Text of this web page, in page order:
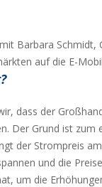
Barbara
auf die E-
dass der
Der Grund ist
der Strompreis
und die
um die